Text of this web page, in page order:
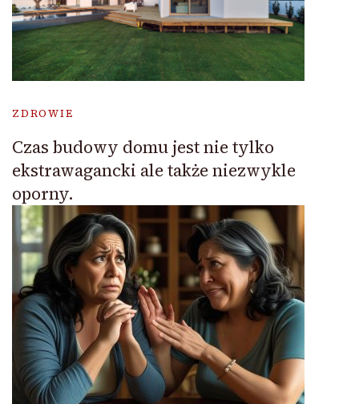
ZDROWIE
Czas budowy domu jest nie tylko
ekstrawagancki ale także niezwykle
oporny.